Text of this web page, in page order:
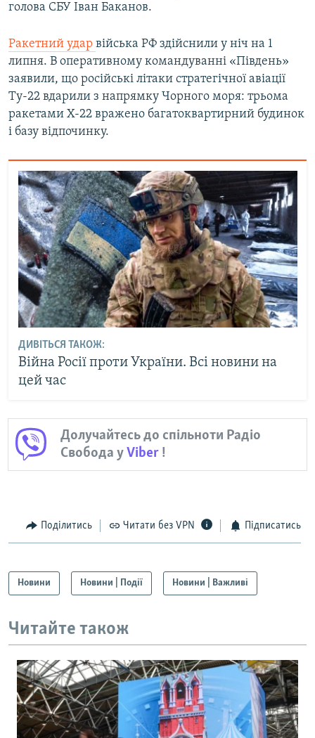
голова СБУ Іван Баканов.
Ракетний удар війська РФ здійснили у ніч на 1
липня. В оперативному командуванні «Південь»
заявили, що російські літаки стратегічної авіації
Ту-22 вдарили з напрямку Чорного моря: трьома
ракетами Х-22 вражено багатоквартирний будинок
і базу відпочинку.
ДИВІТЬСЯ ТАКОЖ:
Війна Росії проти України. Всі новини на
цей час
Долучайтесь до спільноти Радіо
Свобода уViber !
Поділитись Читати без VPN Підписатись
Новини Новини | Події Новини | Важливі
Читайте також